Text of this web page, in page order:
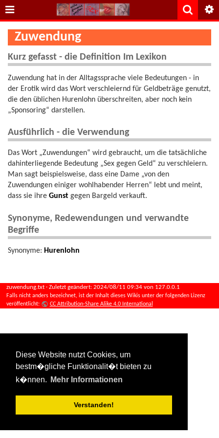
Diese Website nutzt Cookies, um
bestm�gliche Funktionalit�t bieten zu
k�nnen.
Mehr Informationen
Verstanden!
Zuwendung
Kurz gefasst - die Definition Im Lexikon
Zuwendung hat in der Alltagssprache viele Bedeutungen - in
der Erotik wird das Wort verschleiernd für Geldbeträge genutzt,
die den üblichen Hurenlohn überschreiten, aber noch kein
„Sponsoring“ darstellen.
Ausführlich - die Verwendung
Das Wort „Zuwendungen“ wird gebraucht, um die tatsächliche
dahinterliegende Bedeutung „Sex gegen Geld“ zu verschleiern.
Man sagt beispielsweise, dass eine Dame „von den
Zuwendungen einiger wohlhabender Herren“ lebt und meint,
dass sie ihre Gunst gegen Bargeld verkauft.
Synonyme, Redewendungen und verwandte
Begriffe
Synonyme: Hurenlohn
zuwendung.txt · Zuletzt geändert: 2024/08/11 09:34 von 127.0.0.1
Falls nicht anders bezeichnet, ist der Inhalt dieses Wikis unter der folgenden Lizenz
veröffentlicht:
CC Attribution-Share Alike 4.0 International